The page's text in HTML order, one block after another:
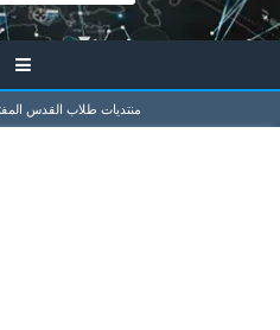
منتديات طلاب القدس